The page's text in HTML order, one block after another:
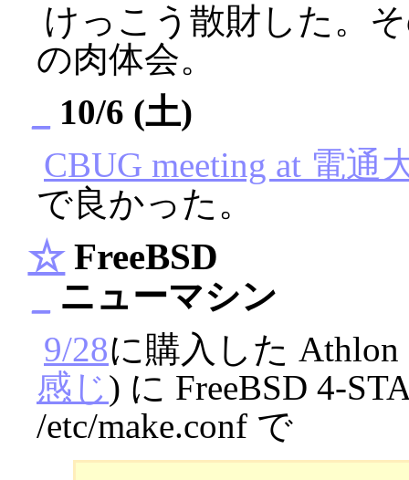
けっこう散財した。
の肉体会。
10/6 (土)
CBUG meeting at 電通
で良かった。
☆FreeBSD
ニューマシン
9/28に購入した
感じ) に FreeBSD 4-
/etc/make.conf で